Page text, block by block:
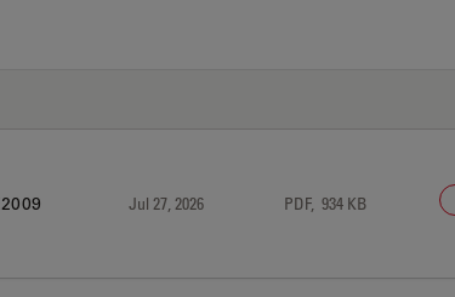
Jul 27, 2026 PDF, 934 KB